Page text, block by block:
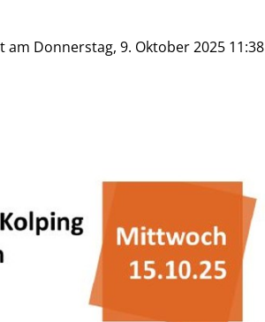
Donnerstag, 9. Oktober 2025 11:38